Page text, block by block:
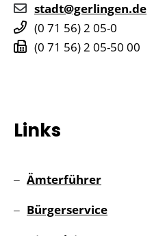
stadt@gerlingen.de
(0 71 56) 2 05-0
(0 71 56) 2 05-50 00
Links
Ämterführer
Bürgerservice